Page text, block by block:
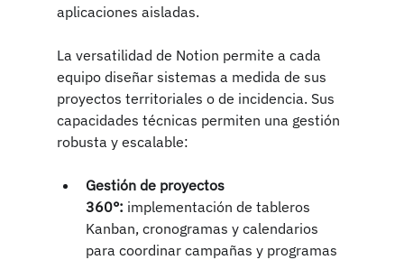
aplicaciones aisladas.
La versatilidad de Notion permite a cada
equipo diseñar sistemas a medida de sus
proyectos territoriales o de incidencia. Sus
capacidades técnicas permiten una gestión
robusta y escalable:
Gestión de proyectos
360°: implementación de tableros
Kanban, cronogramas y calendarios
para coordinar campañas y programas